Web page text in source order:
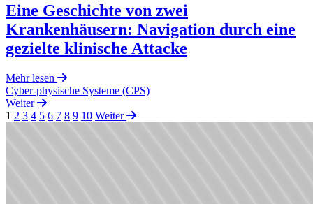
Eine Geschichte von zwei
Krankenhäusern: Navigation durch eine
gezielte klinische Attacke
Mehr lesen
Cyber-physische Systeme (CPS)
Weiter
1 2 3 4 5 6 7 8 9 10 Weiter